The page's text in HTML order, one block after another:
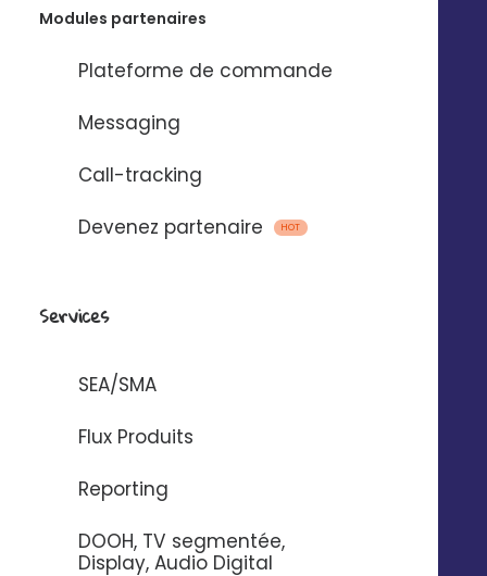
Modules partenaires
Plateforme de commande
Messaging
Call-tracking
Devenez partenaire
HOT
Services
SEA/SMA
Flux Produits
Reporting
DOOH, TV segmentée,
Display, Audio Digital
Comment ça marche ?
Vous êtes notifié par email lorsqu’une
nouvelle campagne doit être vérifiée